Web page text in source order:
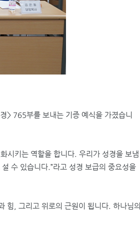
> 765부를 보내는 기증 예식을 가졌습니
시키는 역할을 합니다 우리가 성경을 보냄
수 있습니다 .”라고 성경 보급의 중요성을
힘 그리고 위로의 근원이 됩니다 하나님의